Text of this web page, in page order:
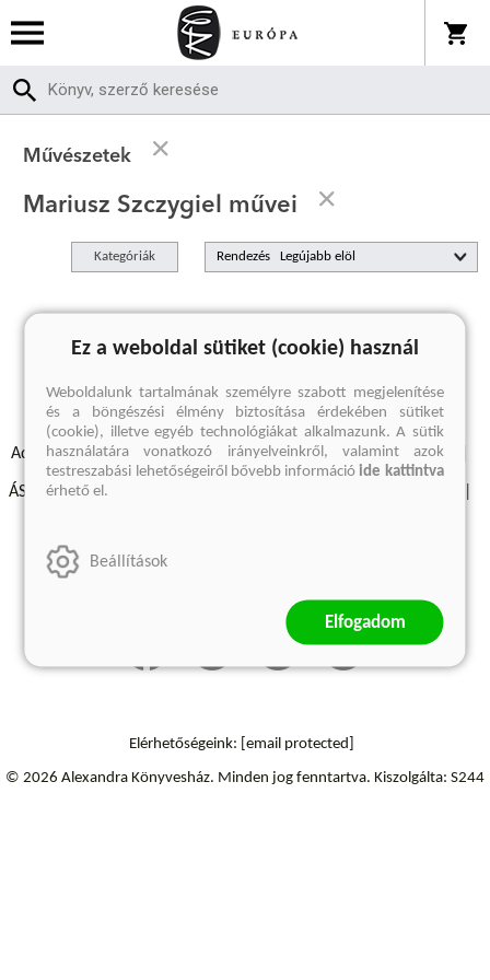
Művészetek
Mariusz Szczygiel művei
Kategóriák Rendezés
A keresett kifejezésre nincs találat
Adatvédelmi szabályzatok Elállási felmondási nyilatkozat
ÁSZF - Vásárlási feltételek
Szállítási információk
Elérhetőségeink: [email protected]
© 2026 Alexandra Könyvesház. Minden jog fenntartva. Kiszolgálta: S244
Ez a weboldal sütiket (cookie) használ
Weboldalunk tartalmának személyre szabott megjelenítése
és a böngészési élmény biztosítása érdekében sütiket
(cookie), illetve egyéb technológiákat alkalmazunk. A sütik
használatára vonatkozó irányelveinkről, valamint azok
testreszabási lehetőségeiről bővebb információide kattintva
érhető el.
Beállítások
Elfogadom